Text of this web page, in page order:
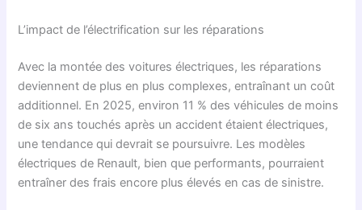
L’impact de l’électrification sur les réparations
Avec la montée des voitures électriques, les réparations
deviennent de plus en plus complexes, entraînant un coût
additionnel. En 2025, environ 11 % des véhicules de moins
de six ans touchés après un accident étaient électriques,
une tendance qui devrait se poursuivre. Les modèles
électriques de Renault, bien que performants, pourraient
entraîner des frais encore plus élevés en cas de sinistre.